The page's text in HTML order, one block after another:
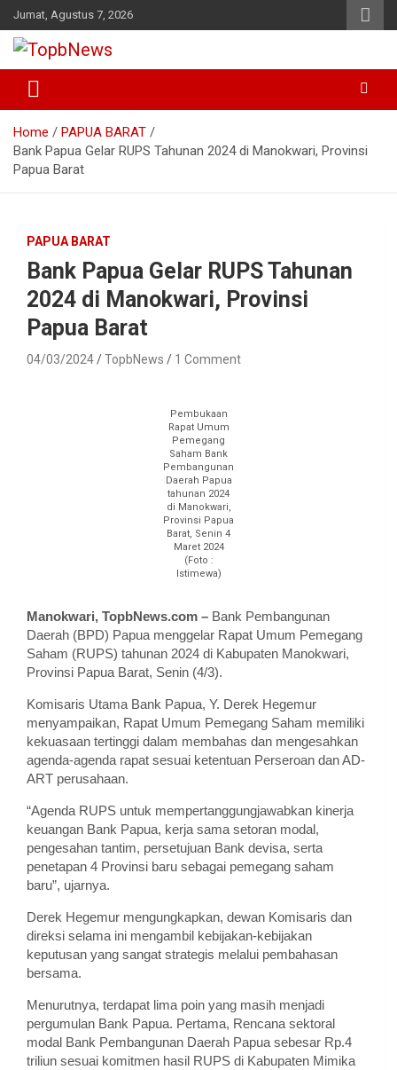
Skip
to
content
Jumat, Agustus 7, 2026
Home
PAPUA BARAT
Bank Papua Gelar RUPS Tahunan 2024 di Manokwari, Provinsi
Papua Barat
PAPUA BARAT
Bank Papua Gelar RUPS Tahunan
2024 di Manokwari, Provinsi
Papua Barat
04/03/2024 TopbNews 1 Comment
Pembukaan
Rapat Umum
Pemegang
Saham Bank
Pembangunan
Daerah Papua
tahunan 2024
di Manokwari,
Provinsi Papua
Barat, Senin 4
Maret 2024
(Foto :
Istimewa)
Manokwari, TopbNews.com – Bank Pembangunan
Daerah (BPD) Papua menggelar Rapat Umum Pemegang
Saham (RUPS) tahunan 2024 di Kabupaten Manokwari,
Provinsi Papua Barat, Senin (4/3).
Komisaris Utama Bank Papua, Y. Derek Hegemur
menyampaikan, Rapat Umum Pemegang Saham memiliki
kekuasaan tertinggi dalam membahas dan mengesahkan
agenda-agenda rapat sesuai ketentuan Perseroan dan AD-
ART perusahaan.
“Agenda RUPS untuk mempertanggungjawabkan kinerja
keuangan Bank Papua, kerja sama setoran modal,
pengesahan tantim, persetujuan Bank devisa, serta
penetapan 4 Provinsi baru sebagai pemegang saham
baru”, ujarnya.
Derek Hegemur mengungkapkan, dewan Komisaris dan
direksi selama ini mengambil kebijakan-kebijakan
keputusan yang sangat strategis melalui pembahasan
bersama.
Menurutnya, terdapat lima poin yang masih menjadi
pergumulan Bank Papua. Pertama, Rencana sektoral
modal Bank Pembangunan Daerah Papua sebesar Rp.4
triliun sesuai komitmen hasil RUPS di Kabupaten Mimika